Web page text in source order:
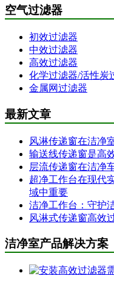
空气过滤器
初效过滤器
中效过滤器
高效过滤器
化学过滤器/活性炭
金属网过滤器
最新文章
风淋传递窗在洁净
输送线传递窗是高
层流传递窗在洁净
超净工作台在现代
域中重要
洁净工作台：守护
风淋式传递窗高效
洁净室产品解决方案